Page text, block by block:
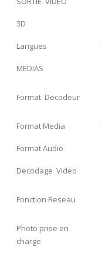
3D
Langues
MEDIAS
Format Decodeur
Format Media
Format Audio
Decodage Video
Fonction Reseau
Photo prise en
charge